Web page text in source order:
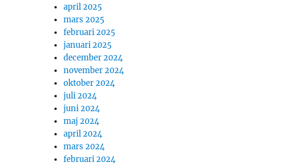
april 2025
mars 2025
februari 2025
januari 2025
december 2024
november 2024
oktober 2024
juli 2024
juni 2024
maj 2024
april 2024
mars 2024
februari 2024